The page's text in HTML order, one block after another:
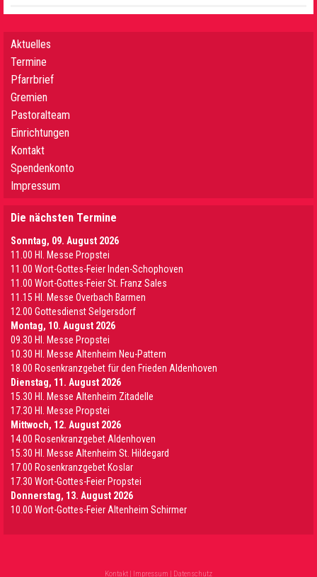
Aktuelles
Termine
Pfarrbrief
Gremien
Pastoralteam
Einrichtungen
Kontakt
Spendenkonto
Impressum
Die nächsten Termine
Sonntag, 09. August 2026
11.00 Hl. Messe Propstei
11.00 Wort-Gottes-Feier Inden-Schophoven
11.00 Wort-Gottes-Feier St. Franz Sales
11.15 Hl. Messe Overbach Barmen
12.00 Gottesdienst Selgersdorf
Montag, 10. August 2026
09.30 Hl. Messe Propstei
10.30 Hl. Messe Altenheim Neu-Pattern
18.00 Rosenkranzgebet für den Frieden Aldenhoven
Dienstag, 11. August 2026
15.30 Hl. Messe Altenheim Zitadelle
17.30 Hl. Messe Propstei
Mittwoch, 12. August 2026
14.00 Rosenkranzgebet Aldenhoven
15.30 Hl. Messe Altenheim St. Hildegard
17.00 Rosenkranzgebet Koslar
17.30 Wort-Gottes-Feier Propstei
Donnerstag, 13. August 2026
10.00 Wort-Gottes-Feier Altenheim Schirmer
Kontakt | Impressum | Datenschutz